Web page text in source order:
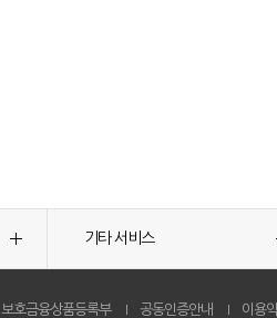
기타 서비스
보호금융상품등록부 공동인증안내 이용